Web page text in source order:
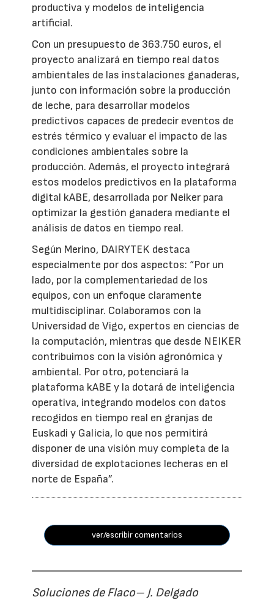
productiva y modelos de inteligencia
artificial.
Con un presupuesto de 363.750 euros, el
proyecto analizará en tiempo real datos
ambientales de las instalaciones ganaderas,
junto con información sobre la producción
de leche, para desarrollar modelos
predictivos capaces de predecir eventos de
estrés térmico y evaluar el impacto de las
condiciones ambientales sobre la
producción. Además, el proyecto integrará
estos modelos predictivos en la plataforma
digital kABE, desarrollada por Neiker para
optimizar la gestión ganadera mediante el
análisis de datos en tiempo real.
Según Merino, DAIRYTEK destaca
especialmente por dos aspectos: “Por un
lado, por la complementariedad de los
equipos, con un enfoque claramente
multidisciplinar. Colaboramos con la
Universidad de Vigo, expertos en ciencias de
la computación, mientras que desde NEIKER
contribuimos con la visión agronómica y
ambiental. Por otro, potenciará la
plataforma kABE y la dotará de inteligencia
operativa, integrando modelos con datos
recogidos en tiempo real en granjas de
Euskadi y Galicia, lo que nos permitirá
disponer de una visión muy completa de la
diversidad de explotaciones lecheras en el
norte de España”.
ver/escribir comentarios
Soluciones de Flaco– J. Delgado